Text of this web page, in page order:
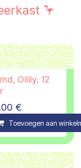
🦩
Compare
Oilily, 12
€
Toevoegen aan